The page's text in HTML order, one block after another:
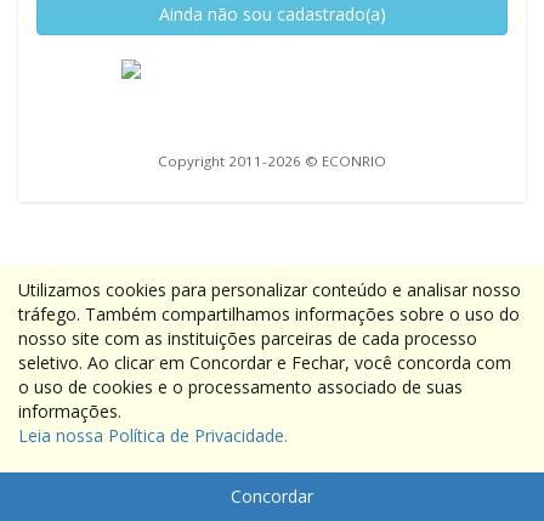
Ainda não sou cadastrado(a)
Copyright 2011-2026 © ECONRIO
Utilizamos cookies para personalizar conteúdo e analisar nosso
tráfego. Também compartilhamos informações sobre o uso do
nosso site com as instituições parceiras de cada processo
seletivo. Ao clicar em Concordar e Fechar, você concorda com
o uso de cookies e o processamento associado de suas
informações.
Leia nossa Política de Privacidade.
Concordar